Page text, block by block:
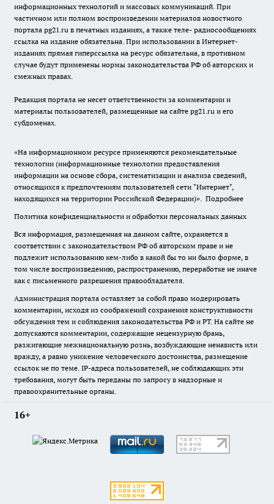
информационных технологий и массовых коммуникаций. При
частичном или полном воспроизведении материалов новостного
портала pg21.ru в печатных изданиях, а также теле- радиосообщениях
ссылка на издание обязательна. При использовании в Интернет-
изданиях прямая гиперссылка на ресурс обязательна, в противном
случае будут применены нормы законодательства РФ об авторских и
смежных правах.
Редакция портала не несет ответственности за комментарии и
материалы пользователей, размещенные на сайте pg21.ru и его
субдоменах.
«На информационном ресурсе применяются рекомендательные
технологии (информационные технологии предоставления
информации на основе сбора, систематизации и анализа сведений,
относящихся к предпочтениям пользователей сети "Интернет",
находящихся на территории Российской Федерации)». Подробнее
Политика конфиденциальности и обработки персональных данных
Вся информация, размещенная на данном сайте, охраняется в
соответствии с законодательством РФ об авторском праве и не
подлежит использованию кем-либо в какой бы то ни было форме, в
том числе воспроизведению, распространению, переработке не иначе
как с письменного разрешения правообладателя.
Администрация портала оставляет за собой право модерировать
комментарии, исходя из соображений сохранения конструктивности
обсуждения тем и соблюдения законодательства РФ и РТ. На сайте не
допускаются комментарии, содержащие нецензурную брань,
разжигающие межнациональную рознь, возбуждающие ненависть или
вражду, а равно унижение человеческого достоинства, размещение
ссылок не по теме. IP-адреса пользователей, не соблюдающих эти
требования, могут быть переданы по запросу в надзорные и
правоохранительные органы.
16+